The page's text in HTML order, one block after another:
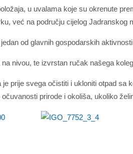
u uvalama koje su okrenute
već na području cijelog Jadranskog
od glavnih gospodarskih
nivou, te izvrstan ručak našega
prije svega očistiti i ukloniti otpad
prirode i okoliša, ukoliko